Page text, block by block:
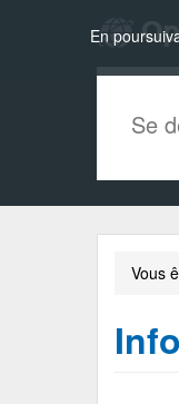
En
Se
Vous